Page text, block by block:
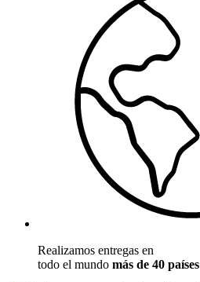
Realizamos entregas en
todo el mundo más de 40 países